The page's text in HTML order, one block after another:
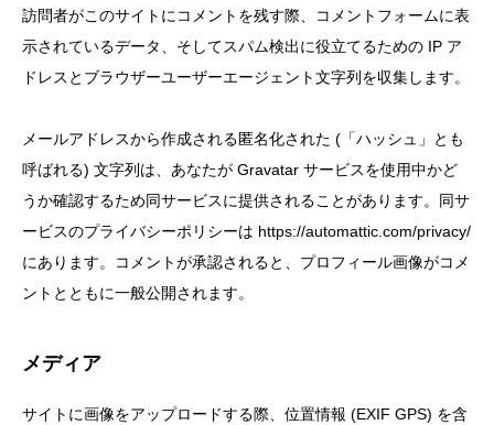
訪問者がこのサイトにコメントを残す際、コメントフォームに表
示されているデータ、そしてスパム検出に役立てるための IP ア
ドレスとブラウザーユーザーエージェント文字列を収集します。
メールアドレスから作成される匿名化された (「ハッシュ」とも
呼ばれる) 文字列は、あなたが Gravatar サービスを使用中かど
うか確認するため同サービスに提供されることがあります。同サ
ービスのプライバシーポリシーは https://automattic.com/privacy/
にあります。コメントが承認されると、プロフィール画像がコメ
ントとともに一般公開されます。
メディア
サイトに画像をアップロードする際、位置情報 (EXIF GPS) を含
クリニック紹介